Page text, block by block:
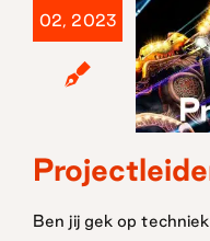
02, 2023
Ben jij gek op